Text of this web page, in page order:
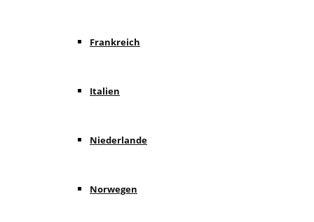
Frankreich
Italien
Niederlande
Norwegen